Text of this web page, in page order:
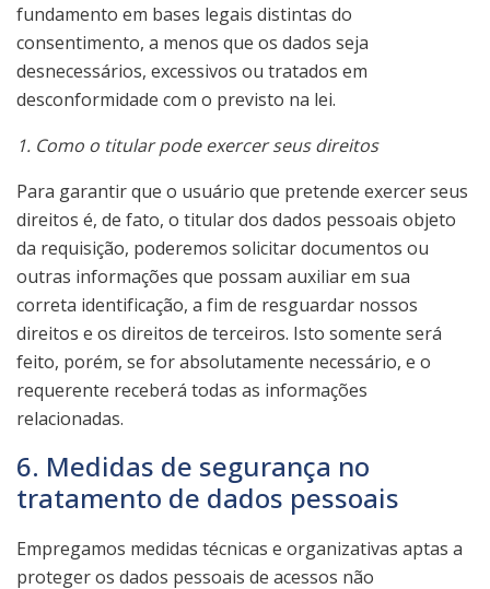
fundamento em bases legais distintas do
consentimento, a menos que os dados seja
desnecessários, excessivos ou tratados em
desconformidade com o previsto na lei.
1. Como o titular pode exercer seus direitos
Para garantir que o usuário que pretende exercer seus
direitos é, de fato, o titular dos dados pessoais objeto
da requisição, poderemos solicitar documentos ou
outras informações que possam auxiliar em sua
correta identificação, a fim de resguardar nossos
direitos e os direitos de terceiros. Isto somente será
feito, porém, se for absolutamente necessário, e o
requerente receberá todas as informações
relacionadas.
6. Medidas de segurança no
tratamento de dados pessoais
Empregamos medidas técnicas e organizativas aptas a
proteger os dados pessoais de acessos não